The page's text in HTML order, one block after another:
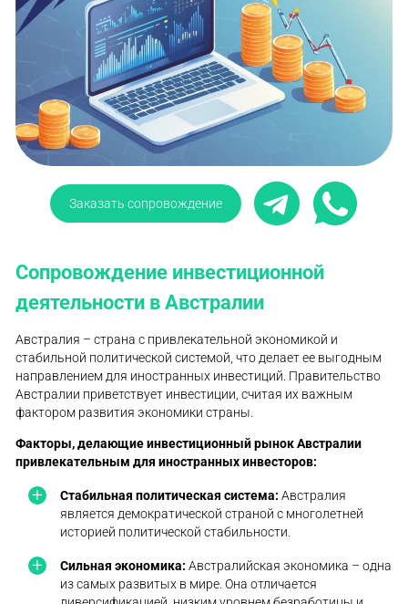
Заказать сопровождение
Сопровождение инвестиционной
деятельности в Австралии
Австралия – страна с привлекательной экономикой и
стабильной политической системой, что делает ее выгодным
направлением для иностранных инвестиций. Правительство
Австралии приветствует инвестиции, считая их важным
фактором развития экономики страны.
Факторы, делающие инвестиционный рынок Австралии
привлекательным для иностранных инвесторов:
Стабильная политическая система: Австралия
является демократической страной с многолетней
историей политической стабильности.
Сильная экономика:Австралийская экономика – одна
из самых развитых в мире. Она отличается